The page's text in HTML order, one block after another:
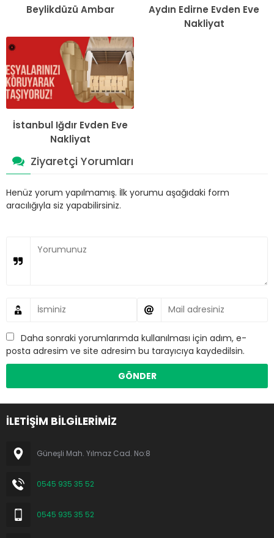
Beylikdüzü Ambar
Aydın Edirne Evden Eve
Nakliyat
İstanbul Iğdır Evden Eve
Nakliyat
Ziyaretçi Yorumları
Henüz yorum yapılmamış. İlk yorumu aşağıdaki form
aracılığıyla siz yapabilirsiniz.
Daha sonraki yorumlarımda kullanılması için adım, e-
posta adresim ve site adresim bu tarayıcıya kaydedilsin.
İLETİŞİM BİLGİLERİMİZ
Güneşli Mah. Yılmaz Cad. No:8
0545 935 35 52
0545 935 35 52